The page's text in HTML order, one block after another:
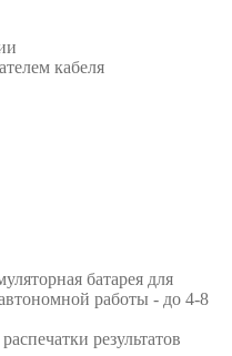
кабеля
батарея для
работы - до 4-8
результатов